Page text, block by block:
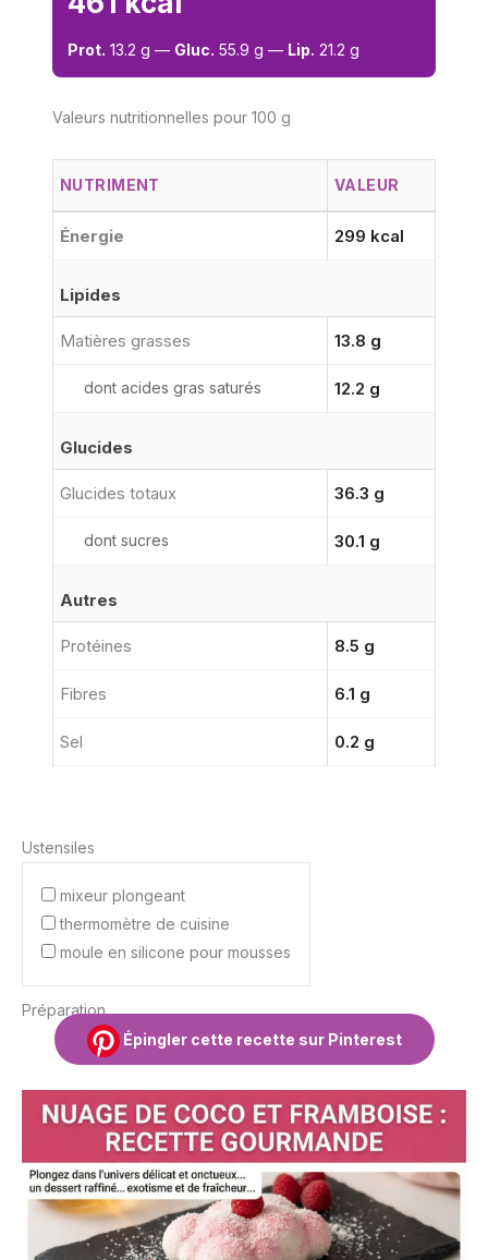
Prot. 13.2 g — Gluc. 55.9 g — Lip. 21.2 g
Valeurs nutritionnelles pour 100 g
NUTRIMENT VALEUR
Énergie 299 kcal
Lipides
Matières grasses 13.8 g
dont acides gras saturés 12.2 g
Glucides
Glucides totaux 36.3 g
dont sucres 30.1 g
Autres
Protéines 8.5 g
Fibres 6.1 g
Sel 0.2 g
Ustensiles
mixeur plongeant
thermomètre de cuisine
moule en silicone pour mousses
Préparation
Épingler cette recette sur Pinterest